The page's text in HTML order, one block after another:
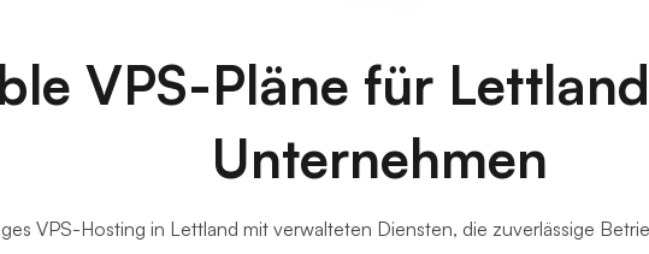
VPS-Pläne für
Unternehmen
VPS-Hosting in Lettland mit verwalteten Diensten, die zuverlässige